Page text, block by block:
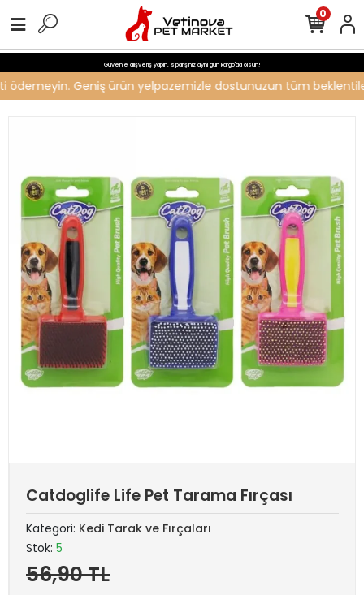
Güvenle alışveriş yapın, siparişiniz aynı gün kargo'da olsun!
Geniş ürün yelpazemizle dostunuzun tüm
0
Catdoglife Life Pet Tarama Fırçası
Kategori: Kedi Tarak ve Fırçaları
Stok: 5
56,90 TL